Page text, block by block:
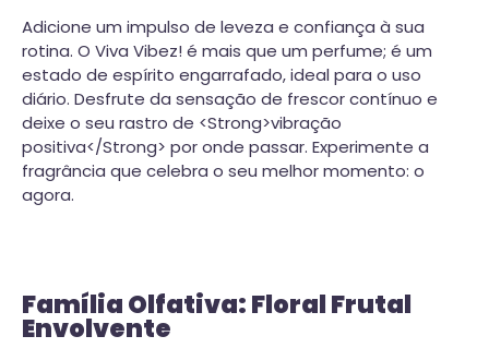
Adicione um impulso de leveza e confiança à sua
rotina. O Viva Vibez! é mais que um perfume; é um
estado de espírito engarrafado, ideal para o uso
diário. Desfrute da sensação de frescor contínuo e
deixe o seu rastro de <Strong>vibração
positiva</Strong> por onde passar. Experimente a
fragrância que celebra o seu melhor momento: o
agora.
Família Olfativa: Floral Frutal
Envolvente